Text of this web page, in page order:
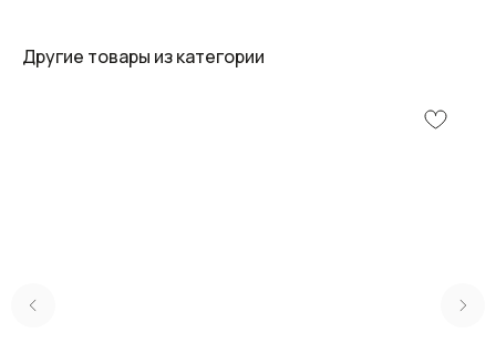
Другие товары из категории